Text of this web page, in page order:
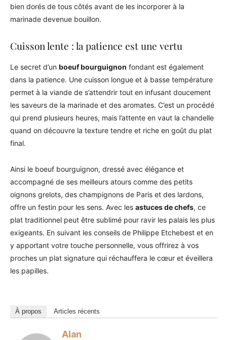
bien dorés de tous côtés avant de les incorporer à la
marinade devenue bouillon.
Cuisson lente : la patience est une vertu
Le secret d’un boeuf bourguignon fondant est également
dans la patience. Une cuisson longue et à basse température
permet à la viande de s’attendrir tout en infusant doucement
les saveurs de la marinade et des aromates. C’est un procédé
qui prend plusieurs heures, mais l’attente en vaut la chandelle
quand on découvre la texture tendre et riche en goût du plat
final.
Ainsi le boeuf bourguignon, dressé avec élégance et
accompagné de ses meilleurs atours comme des petits
oignons grelots, des champignons de Paris et des lardons,
offre un festin pour les sens. Avec les astuces de chefs, ce
plat traditionnel peut être sublimé pour ravir les palais les plus
exigeants. En suivant les conseils de Philippe Etchebest et en
y apportant votre touche personnelle, vous offrirez à vos
proches un plat signature qui réchauffera le cœur et éveillera
les papilles.
À propos Articles récents
Alan